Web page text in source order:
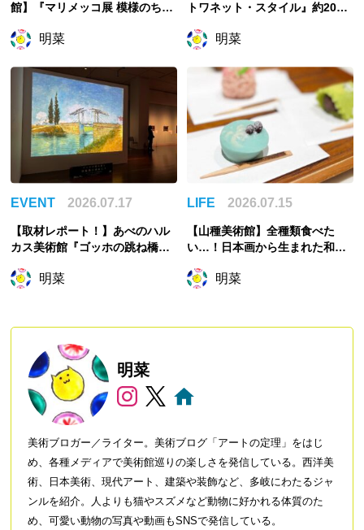
館】『マリメッコ展 模様のちか
ing -Beauty, Dream, Love』
ニッコ」の誕生秘話から読み解
明菜
トワネット・スタイル』約200
のスタイル
明菜
EVENT 2026.07.17
【取材レポート！】あべのハル
カス美術館『ゴッホの跳ね橋と
役は誰？ゴッホ展かと思いき
明菜
LIFE 2026.07.15
【山種美術館】全種類食べた
い…！日本画から生まれた和菓
明菜
明菜
美術ブロガー／ライター。美術ブログ「アートの定理」をはじ
め、各種メディアで美術館巡りの楽しさを発信している。西洋美
術、日本美術、現代アート、建築や装飾など、多岐にわたるジャ
ンルを紹介。人よりも猫やスズメなど動物に好かれる体質のた
め、可愛い動物の写真や動画もSNSで発信している。